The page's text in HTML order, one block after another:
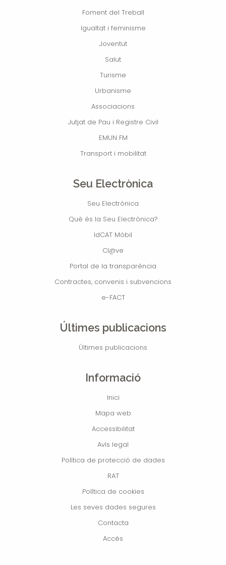
Foment del Treball
Igualtat i feminisme
Joventut
Salut
Turisme
Urbanisme
Associacions
Jutjat de Pau i Registre Civil
EMUN FM
Transport i mobilitat
Seu Electrònica
Seu Electrònica
Què és la Seu Electrònica?
IdCAT Mòbil
Cl@ve
Portal de la transparència
Contractes, convenis i subvencions
e-FACT
Últimes publicacions
Últimes publicacions
Informació
Inici
Mapa web
Accessibilitat
Avís legal
Política de protecció de dades
RAT
Política de cookies
Les seves dades segures
Contacta
Accés